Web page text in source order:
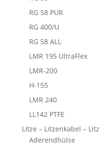
RG 58 PUR
RG 400/U
RG 58 ALL
LMR 195 UltraFlex
LMR-200
H-155
LMR 240
LL142 PTFE
Litze – Litzenkabel –
Aderendhülse